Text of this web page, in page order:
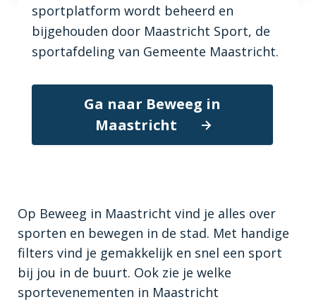
sportplatform wordt beheerd en
bijgehouden door Maastricht Sport, de
sportafdeling van Gemeente Maastricht.
Ga naar Beweeg in
Maastricht
Op Beweeg in Maastricht vind je alles over
sporten en bewegen in de stad. Met handige
filters vind je gemakkelijk en snel een sport
bij jou in de buurt. Ook zie je welke
sportevenementen in Maastricht